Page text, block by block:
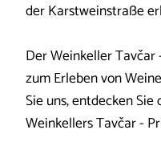
der Karstweinstraße
Der Weinkeller
zum Erleben von
Sie uns, entdecken
Weinkellers Tavčar -